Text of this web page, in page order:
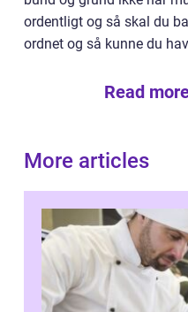
ordentligt og så skal du
ordnet og så kunne du
Read
More articles